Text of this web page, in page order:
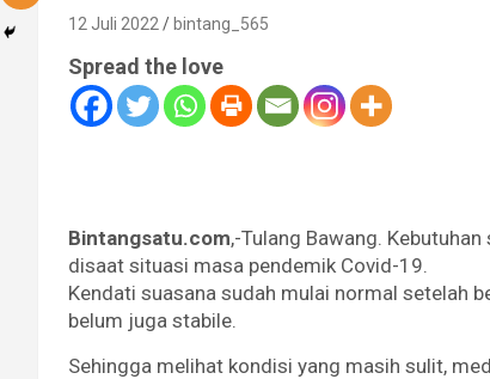
12 Juli 2022 bintang_565
Spread the love
Bintangsatu.com,-Tulang Bawang.
disaat situasi masa pendemik Covid-19.
Kendati suasana sudah mulai normal setelah
belum juga stabile.
Sehingga melihat kondisi yang masih sulit,